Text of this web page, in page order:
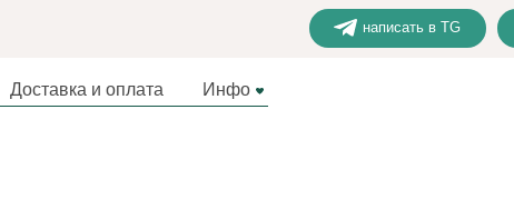
Инфо
Доставка и оплата
написать в TG